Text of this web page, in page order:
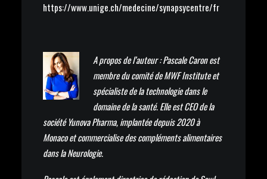
https://www.unige.ch/medecine/synapsycentre/fr
A propos de l’auteur : Pascale Caron est
membre du comité de MWF Institute et
spécialiste de la technologie dans le
domaine de la santé. Elle est CEO de la
société Yunova Pharma, implantée depuis 2020 à
Monaco et commercialise des compléments alimentaires
dans la Neurologie.